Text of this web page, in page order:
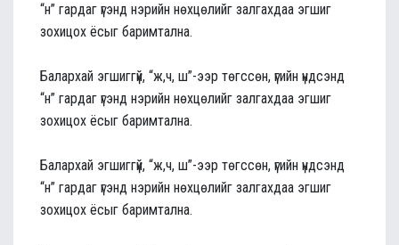
“н” гардаг үгэнд нэрийн нөхцөлийг залгахдаа эгшиг
зохицох ёсыг баримтална.
Балархай эгшиггүй, “ж,ч, ш”-ээр төгссөн, үгийн үндсэнд
“н” гардаг үгэнд нэрийн нөхцөлийг залгахдаа эгшиг
зохицох ёсыг баримтална.
Балархай эгшиггүй, “ж,ч, ш”-ээр төгссөн, үгийн үндсэнд
“н” гардаг үгэнд нэрийн нөхцөлийг залгахдаа эгшиг
зохицох ёсыг баримтална.